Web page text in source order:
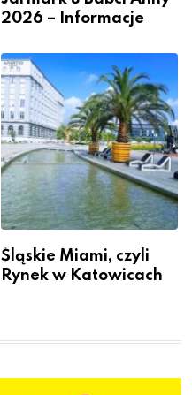
2026 – Informacje
Śląskie Miami, czyli
Rynek w Katowicach